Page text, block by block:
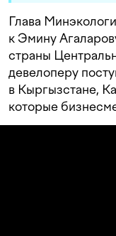
Глава
к Эмину
страны
девелоперу
в Кыргызстане,
которые